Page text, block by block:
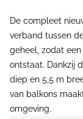
De compleet
verband tussen
geheel, zodat
ontstaat. Dankzij
diep en 5,5 m
van balkons
omgeving.